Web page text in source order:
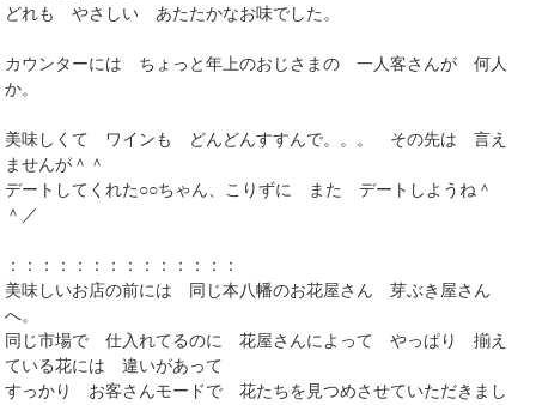
どれも やさしい あたたかなお味でした。
カウンターには ちょっと年上のおじさまの 一人客さんが 何人
か。
美味しくて ワインも どんどんすすんで。。。 その先は 言え
ませんが＾＾
デートしてくれた○○ちゃん、こりずに また デートしようね＾
＾／
：：：：：：：：：：：：：：
美味しいお店の前には 同じ本八幡のお花屋さん 芽ぶき屋さん
へ。
同じ市場で 仕入れてるのに 花屋さんによって やっぱり 揃え
ている花には 違いがあって
すっかり お客さんモードで 花たちを見つめさせていただきまし